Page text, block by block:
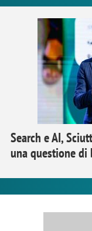
Search e AI,
una questione di